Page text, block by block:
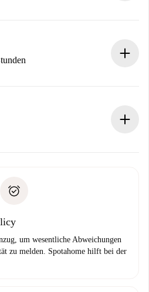
erst belasten, wenn der
muss, entstehen keine
um wesentliche Abweichungen
zu melden. Spotahome hilft bei der